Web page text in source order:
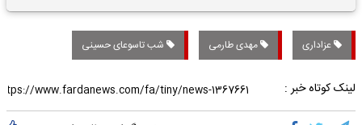
تاریخی واریز خواهد شد؟
عزاداری مهدی طارمی شب تاسوعای حسینی
لینک کوتاه خبر :